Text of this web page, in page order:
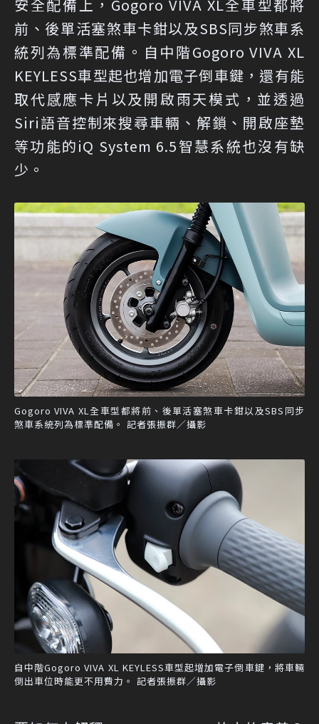
安全配備上，Gogoro VIVA XL全車型都將
前、後單活塞煞車卡鉗以及SBS同步煞車系
統列為標準配備。自中階Gogoro VIVA XL
KEYLESS車型起也增加電子倒車鍵，還有能
取代感應卡片以及開啟雨天模式，並透過
Siri語音控制來搜尋車輛、解鎖、開啟座墊
等功能的iQ System 6.5智慧系統也沒有缺
少。
Gogoro VIVA XL全車型都將前、後單活塞煞車卡鉗以及SBS同步
煞車系統列為標準配備。 記者張振群／攝影
自中階Gogoro VIVA XL KEYLESS車型起增加電子倒車鍵，將車輛
倒出車位時能更不用費力。 記者張振群／攝影